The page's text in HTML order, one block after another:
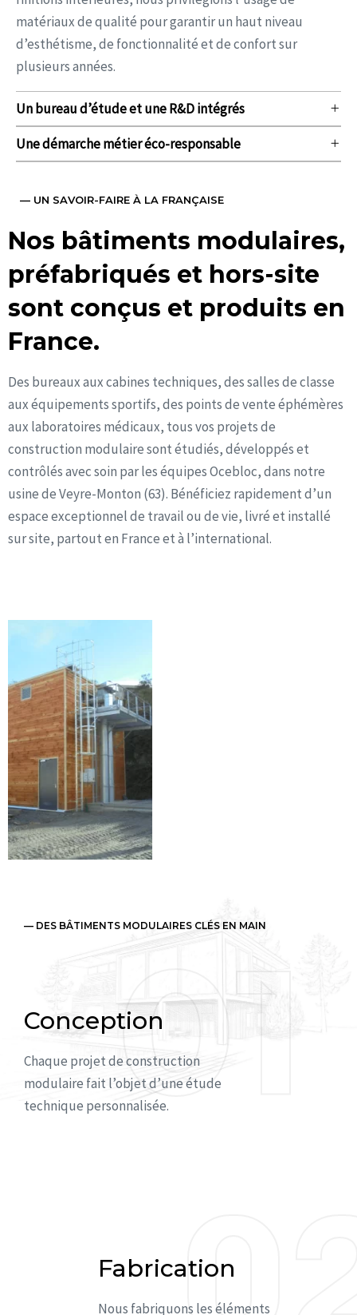
matériaux de qualité pour garantir un haut niveau
d’esthétisme, de fonctionnalité et de confort sur
plusieurs années.
Un bureau d’étude et une R&D intégrés
Une démarche métier éco-responsable
Nos bâtiments modulaires,
préfabriqués et hors-site
sont conçus et produits en
France.
Des bureaux aux cabines techniques, des salles de classe
aux équipements sportifs, des points de vente éphémères
aux laboratoires médicaux, tous vos projets de
construction modulaire sont étudiés, développés et
contrôlés avec soin par les équipes Ocebloc, dans notre
usine de Veyre-Monton (63). Bénéficiez rapidement d’un
espace exceptionnel de travail ou de vie, livré et installé
sur site, partout en France et à l’international.
Conception
Chaque projet de construction
modulaire fait l’objet d’une étude
technique personnalisée.01
01
Fabrication
Nous fabriquons les éléments